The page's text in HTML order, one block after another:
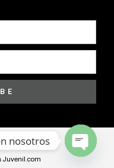
Ece Programa
Juvenil.com
nosotros